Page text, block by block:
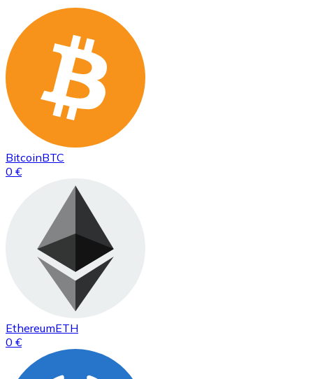
BitcoinBTC
0 €
EthereumETH
0 €